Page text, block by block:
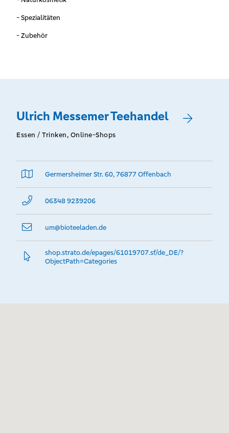
- Spezialitäten
- Zubehör
Ulrich Messemer Teehandel
Essen / Trinken, Online-Shops
Germersheimer Str. 60, 76877 Offenbach
06348 9239206
um@­bioteeladen.de
shop.­strato.­de/epages/61019707.­sf/de_DE/?
ObjectPath=Categories